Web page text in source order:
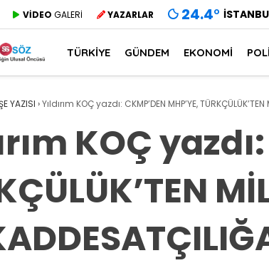
VİDEO GALERİ YAZARLAR 24.4°
TÜRKİYE GÜNDEM EKONOMİ
YAZISI ›Yıldırım KOÇ yazdı: CKMP’DEN MHP’YE,
KOÇ